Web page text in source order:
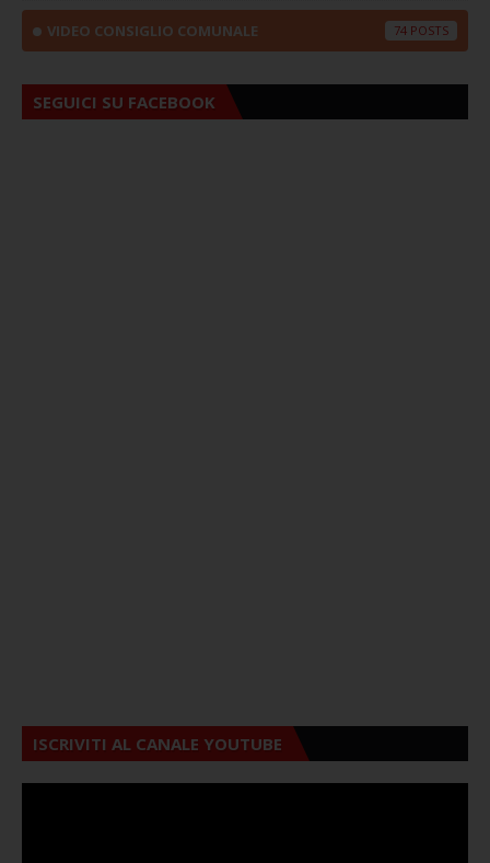
VIDEO CONSIGLIO COMUNALE 74
SEGUICI SU FACEBOOK
ISCRIVITI AL CANALE YOUTUBE